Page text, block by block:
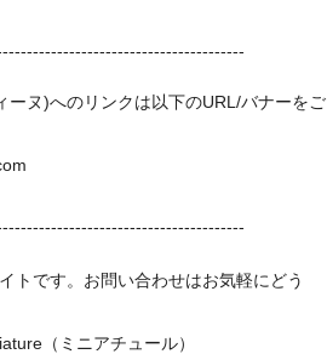
ヌ)へのリンクは以下のURL/バナーをご
トです。お問い合わせはお気軽にどう
（ミニアチュール）